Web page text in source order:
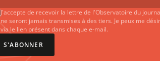
J'accepte de recevoir la lettre de l'Observatoire du
ne seront jamais transmises à des tiers. Je peux me
via le lien présent dans chaque e-mail.
S'ABONNER